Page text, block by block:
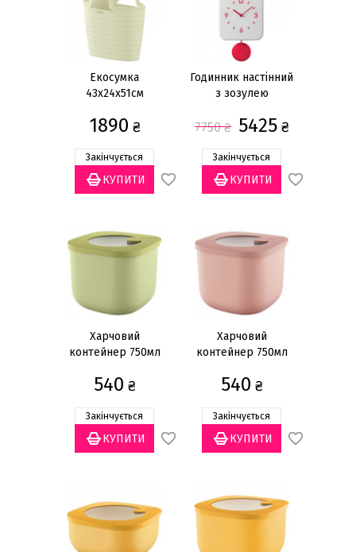
— грн
Екосумка
43x24x51см
1890 ₴
Закінчується
Годинник настінний
з зозулею
7750₴ 5425₴
Закінчується
Харчовий
контейнер 750мл
540 ₴
Закінчується
Харчовий
контейнер 750мл
540 ₴
Закінчується